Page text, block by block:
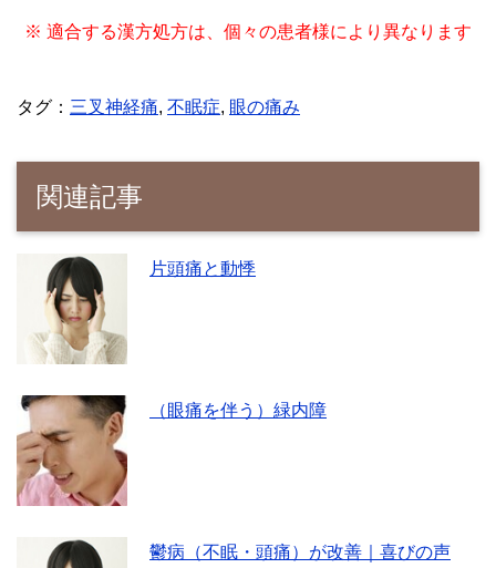
※ 適合する漢方処方は、個々の患者様により異なります
タグ： 三叉神経痛, 不眠症, 眼の痛み
関連記事
片頭痛と動悸
（眼痛を伴う）緑内障
鬱病（不眠・頭痛）が改善｜喜びの声